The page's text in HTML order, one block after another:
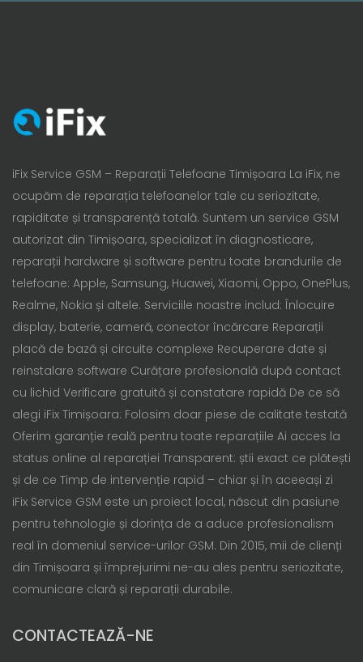
iFix Service GSM – Reparații Telefoane Timișoara La iFix, ne
ocupăm de reparația telefoanelor tale cu seriozitate,
rapiditate și transparență totală. Suntem un service GSM
autorizat din Timișoara, specializat în diagnosticare,
reparații hardware și software pentru toate brandurile de
telefoane: Apple, Samsung, Huawei, Xiaomi, Oppo, OnePlus,
Realme, Nokia și altele. Serviciile noastre includ: Înlocuire
display, baterie, cameră, conector încărcare Reparații
placă de bază și circuite complexe Recuperare date și
reinstalare software Curățare profesională după contact
cu lichid Verificare gratuită și constatare rapidă De ce să
alegi iFix Timișoara: Folosim doar piese de calitate testată
Oferim garanție reală pentru toate reparațiile Ai acces la
status online al reparației Transparent: știi exact ce plătești
și de ce Timp de intervenție rapid – chiar și în aceeași zi
iFix Service GSM este un proiect local, născut din pasiune
pentru tehnologie și dorința de a aduce profesionalism
real în domeniul service-urilor GSM. Din 2015, mii de clienți
din Timișoara și împrejurimi ne-au ales pentru seriozitate,
comunicare clară și reparații durabile.
CONTACTEAZĂ-NE